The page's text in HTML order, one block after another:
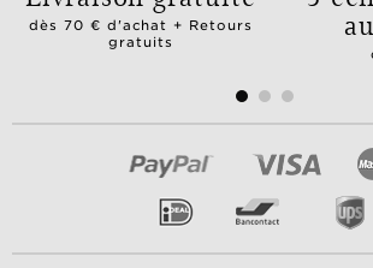
dès 70 € d'achat + Retours
gratuits